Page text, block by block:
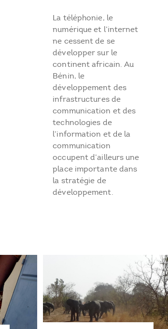
La téléphonie, le
numérique et l’internet
ne cessent de se
développer sur le
continent africain. Au
Bénin, le
développement des
infrastructures de
communication et des
technologies de
l’information et de la
communication
occupent d’ailleurs une
place importante dans
la stratégie de
développement.